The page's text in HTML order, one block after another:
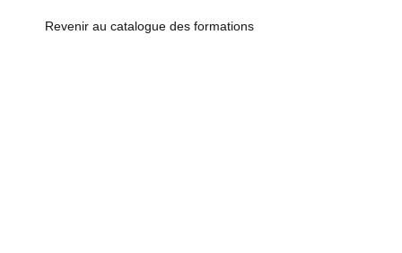
Revenir au catalogue des formations